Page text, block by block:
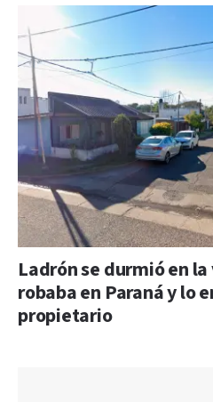
Ladrón se durmió en
robaba en Paraná y lo
propietario